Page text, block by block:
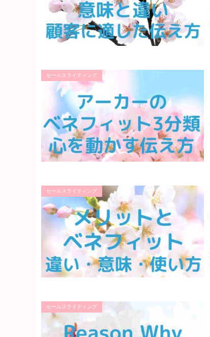
セールスライティング
セールスライティング
セールスライティング